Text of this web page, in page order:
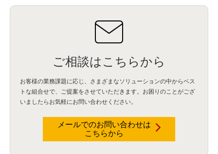
ご相談はこちらから
お客様の業務課題に応じ、さまざまなソリューションの中からベス
トな組合せで、
ご提案をさせていただきます。お困りのことがござ
いましたらお気軽にお問い合わせください。
メールでのお問い合わせは
こちらから